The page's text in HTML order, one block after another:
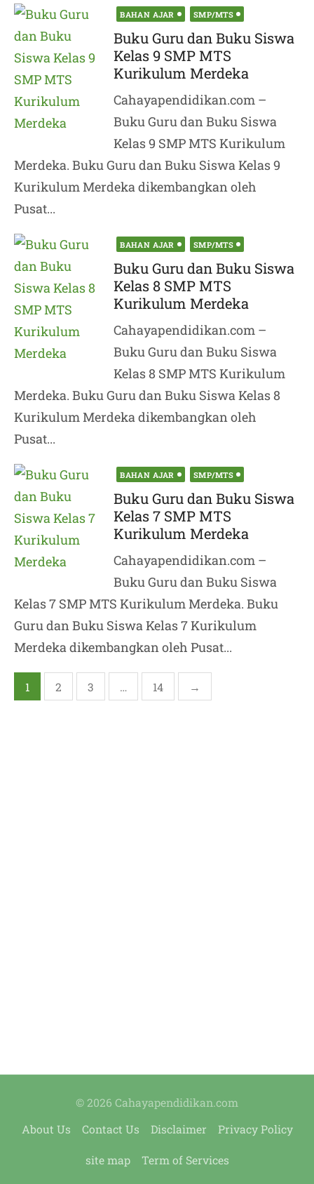
Posted
on
BAHAN AJAR SMP/MTS
Buku Guru dan Buku Siswa
Kelas 9 SMP MTS
Kurikulum Merdeka
Cahayapendidikan.com –
Buku Guru dan Buku Siswa
Kelas 9 SMP MTS Kurikulum
Merdeka. Buku Guru dan Buku Siswa Kelas 9
Kurikulum Merdeka dikembangkan oleh
Pusat...
Posted
on
BAHAN AJAR SMP/MTS
Buku Guru dan Buku Siswa
Kelas 8 SMP MTS
Kurikulum Merdeka
Cahayapendidikan.com –
Buku Guru dan Buku Siswa
Kelas 8 SMP MTS Kurikulum
Merdeka. Buku Guru dan Buku Siswa Kelas 8
Kurikulum Merdeka dikembangkan oleh
Pusat...
Posted
on
BAHAN AJAR SMP/MTS
Buku Guru dan Buku Siswa
Kelas 7 SMP MTS
Kurikulum Merdeka
Cahayapendidikan.com –
Buku Guru dan Buku Siswa
Kelas 7 SMP MTS Kurikulum Merdeka. Buku
Guru dan Buku Siswa Kelas 7 Kurikulum
Merdeka dikembangkan oleh Pusat...
Posts
pagination
1 2 3 … 14 →
© 2026 Cahayapendidikan.com
About Us
Contact Us Disclaimer Privacy Policy
site map Term of Services